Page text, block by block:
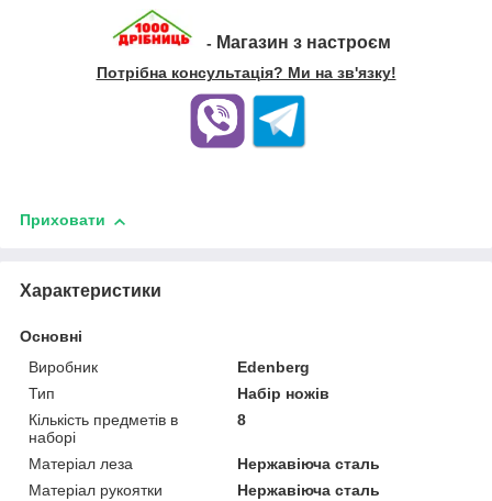
- Магазин з настроєм
Потрібна консультація? Ми на зв'язку!
Приховати
Характеристики
Основні
Виробник
Edenberg
Тип
Набір ножів
Кількість предметів в
наборі
8
Матеріал леза
Нержавіюча сталь
Матеріал рукоятки
Нержавіюча сталь